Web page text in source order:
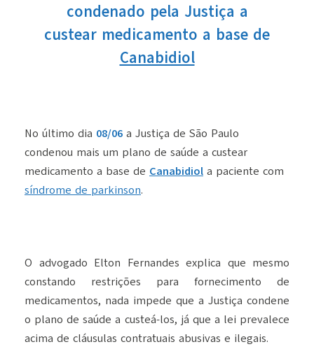
condenado pela Justiça a
custear medicamento a base de
Canabidiol
No último dia 08/06 a Justiça de São Paulo
condenou mais um plano de saúde a custear
medicamento a base de Canabidiol a paciente com
síndrome de parkinson.
O advogado Elton Fernandes explica que mesmo
constando restrições para fornecimento de
medicamentos, nada impede que a Justiça condene
o plano de saúde a custeá-los, já que a lei prevalece
acima de cláusulas contratuais abusivas e ilegais.